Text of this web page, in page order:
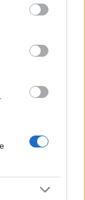
may click to
party tags to
below Google
pop star
– Οι